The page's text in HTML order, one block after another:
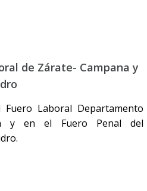
de Zárate- Campana y
Laboral Departamento
y en el Fuero Penal del